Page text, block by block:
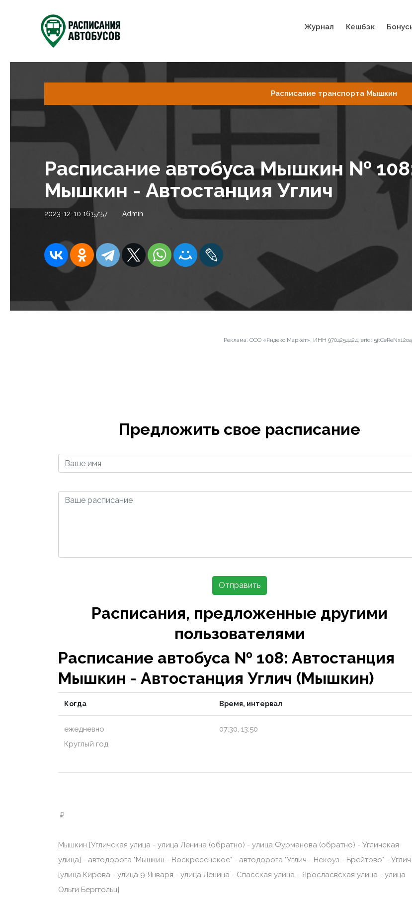
Журнал Кешбэк
Расписание транспорта Мышкин
Расписание автобуса Мышкин №
Мышкин - Автостанция Углич
2023-12-10 16:57:57 Admin
Реклама. ООО «Яндекс Маркет», ИНН 9704254424, erid:
Предложить свое расписание
Отправить
Расписания, предложенные другими
пользователями
Расписание автобуса № 108: Автостанция
Мышкин - Автостанция Углич (Мышкин)
Когда Время, интервал
ежедневно
Круглый год
07:30, 13:50
₽
Мышкин [Угличская улица - улица Ленина (обратно) - улица Фурманова (обратно) - Угличская
улица] - автодорога "Мышкин - Воскресенское" - автодорога "Углич - Некоуз - Брейтово" - Углич
[улица Кирова - улица 9 Января - улица Ленина - Спасская улица - Яросласвская улица - улица
Ольги Берггольц]